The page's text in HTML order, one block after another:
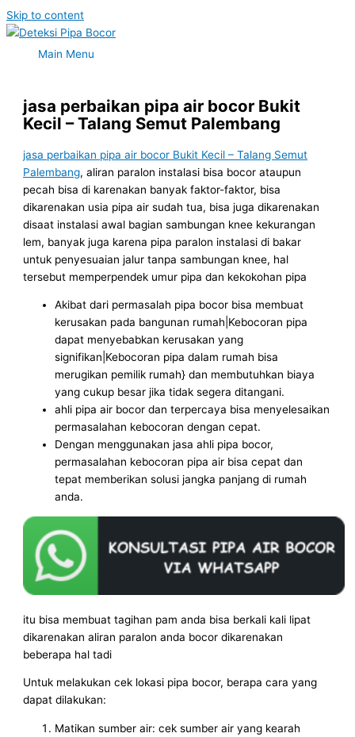
Skip to content
Main Menu
jasa perbaikan pipa air bocor Bukit
Kecil – Talang Semut Palembang
jasa perbaikan pipa air bocor Bukit Kecil – Talang Semut
Palembang, aliran paralon instalasi bisa bocor ataupun
pecah bisa di karenakan banyak faktor-faktor, bisa
dikarenakan usia pipa air sudah tua, bisa juga dikarenakan
disaat instalasi awal bagian sambungan knee kekurangan
lem, banyak juga karena pipa paralon instalasi di bakar
untuk penyesuaian jalur tanpa sambungan knee, hal
tersebut memperpendek umur pipa dan kekokohan pipa
Akibat dari permasalah pipa bocor bisa membuat
kerusakan pada bangunan rumah|Kebocoran pipa
dapat menyebabkan kerusakan yang
signifikan|Kebocoran pipa dalam rumah bisa
merugikan pemilik rumah} dan membutuhkan biaya
yang cukup besar jika tidak segera ditangani.
ahli pipa air bocor dan terpercaya bisa menyelesaikan
permasalahan kebocoran dengan cepat.
Dengan menggunakan jasa ahli pipa bocor,
permasalahan kebocoran pipa air bisa cepat dan
tepat memberikan solusi jangka panjang di rumah
anda.
itu bisa membuat tagihan pam anda bisa berkali kali lipat
dikarenakan aliran paralon anda bocor dikarenakan
beberapa hal tadi
Untuk melakukan cek lokasi pipa bocor, berapa cara yang
dapat dilakukan:
Matikan sumber air: cek sumber air yang kearah